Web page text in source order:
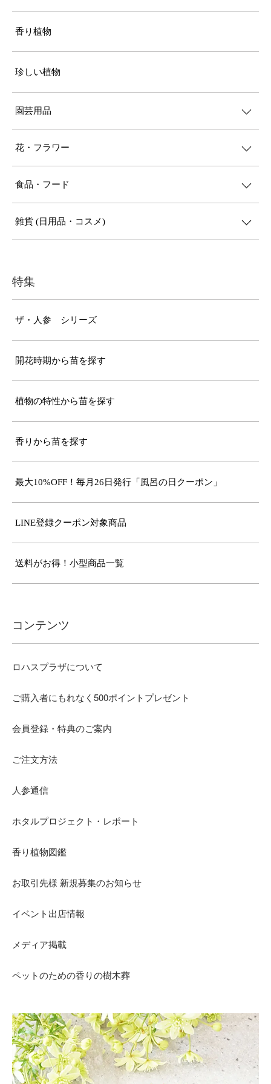
香り植物
珍しい植物
園芸用品
花・フラワー
食品・フード
雑貨 (日用品・コスメ)
特集
ザ・人参 シリーズ
開花時期から苗を探す
植物の特性から苗を探す
香りから苗を探す
最大10%OFF！毎月26日発行「風呂の日クーポン」
LINE登録クーポン対象商品
送料がお得！小型商品一覧
コンテンツ
ロハスプラザについて
ご購入者にもれなく500ポイントプレゼント
会員登録・特典のご案内
ご注文方法
人参通信
ホタルプロジェクト・レポート
香り植物図鑑
お取引先様 新規募集のお知らせ
イベント出店情報
メディア掲載
ペットのための香りの樹木葬